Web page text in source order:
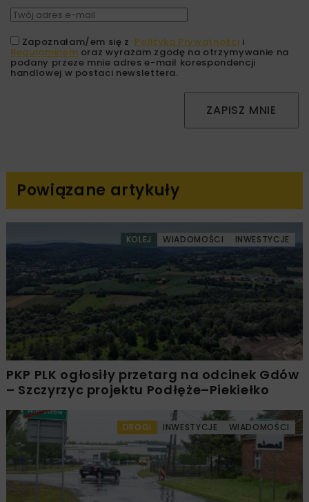
Zapoznałam/em się z Polityką Prywatności i
Regulaminem oraz wyrażam zgodę na otrzymywanie na
podany przeze mnie adres e-mail korespondencji
handlowej w postaci newslettera.
ZAPISZ MNIE
Powiązane artykuły
KOLEJ WIADOMOŚCI INWESTYCJE
PKP PLK ogłosiły przetarg na odcinek Gdów
– Szczyrzyc projektu Podłęże–Piekiełko
DROGI INWESTYCJE WIADOMOŚCI